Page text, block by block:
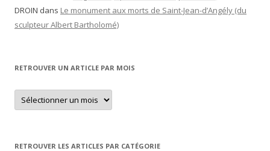
DROIN dans Le monument aux morts de Saint-Jean-d’Angély (du
sculpteur Albert Bartholomé)
RETROUVER UN ARTICLE PAR MOIS
Retrouver
un
article
RETROUVER LES ARTICLES PAR CATÉGORIE